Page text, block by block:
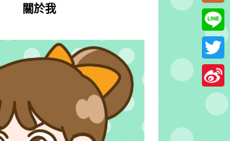
關於我 Plurk
Line
Sina
Weibo